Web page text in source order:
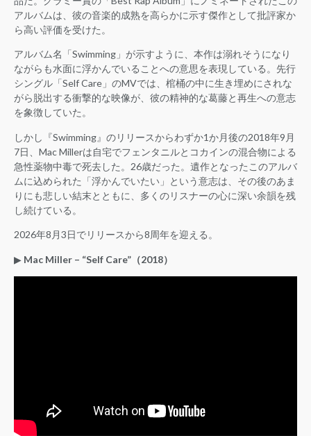
アルバムは、彼の音楽的成熟を高らかに示す傑作として批評家か
ら高い評価を受けた。
アルバム名「Swimming」が示すように、本作は溺れそうになり
ながらも水面に浮かんでいることへの意思を表現している。先行
シングル「Self Care」のMVでは、棺桶の中に生き埋めにされな
がら脱出する衝撃的な映像が、彼の精神的な葛藤と再生への意志
を象徴していた。
しかし『Swimming』のリリースからわずか1か月後の2018年9月
7日、Mac Millerは自宅でフェンタニルとコカインの混合物による
急性薬物中毒で死去した。26歳だった。遺作となったこのアルバ
ムに込められた「浮かんでいたい」という意志は、その後のあま
りにも悲しい結末とともに、多くのリスナーの心に深い余韻を残
し続けている。
2026年8月3日でリリースから8周年を迎える。
▶︎ Mac Miller – “Self Care”（2018）